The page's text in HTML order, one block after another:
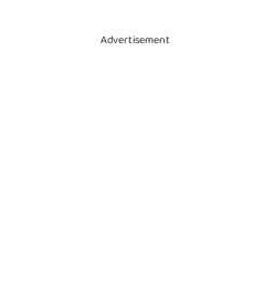
Advertisement